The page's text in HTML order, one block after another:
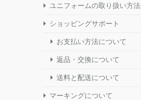
ユニフォームの取り扱い方法
ショッピングサポート
お支払い方法について
返品・交換について
送料と配送について
マーキングについて